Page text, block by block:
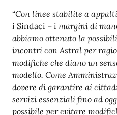
“Con linee stabilite a
i Sindaci – i margini di
abbiamo ottenuto la
incontri con Astral per
modifiche che diano un
modello. Come
dovere di garantire ai
servizi essenziali fino ad
possibile per evitare